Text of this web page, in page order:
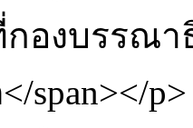
องบรรณา
span></p>